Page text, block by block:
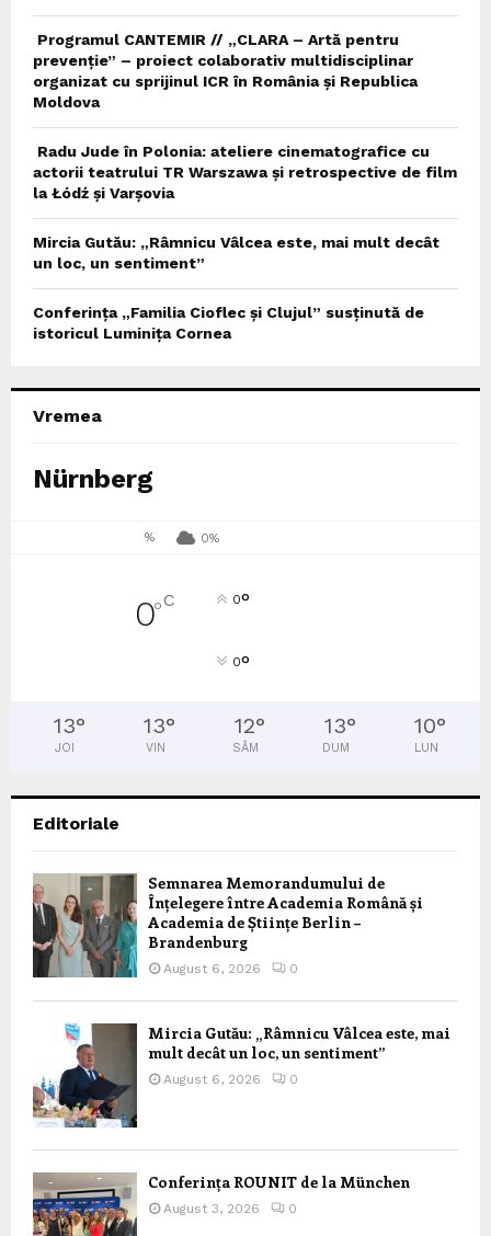
Programul CANTEMIR // „CLARA – Artă pentru
prevenție” – proiect colaborativ multidisciplinar
organizat cu sprijinul ICR în România și Republica
Moldova
Radu Jude în Polonia: ateliere cinematografice cu
actorii teatrului TR Warszawa și retrospective de film
la Łódź și Varșovia
Mircia Gutău: „Râmnicu Vâlcea este, mai mult decât
un loc, un sentiment”
Conferința „Familia Cioflec și Clujul” susținută de
istoricul Luminița Cornea
Vremea
Nürnberg
% 0%
0°C 0°
0°
13°
JOI
13°
VIN
12°
SÂM
13°
DUM
10°
LUN
Editoriale
Semnarea Memorandumului de
Înțelegere între Academia Română și
Academia de Științe Berlin –
Brandenburg
August 6, 2026 0
Mircia Gutău: „Râmnicu Vâlcea este, mai
mult decât un loc, un sentiment”
August 6, 2026 0
Conferința ROUNIT de la München
August 3, 2026 0